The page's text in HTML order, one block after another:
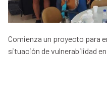
Comienza un proyecto para
situación de vulnerabilidad